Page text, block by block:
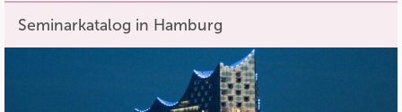
Seminarkatalog in Hamburg